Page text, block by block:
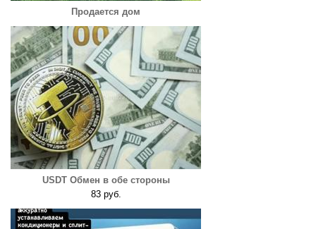
Продается дом
USDT Обмен в обе стороны
83 руб.